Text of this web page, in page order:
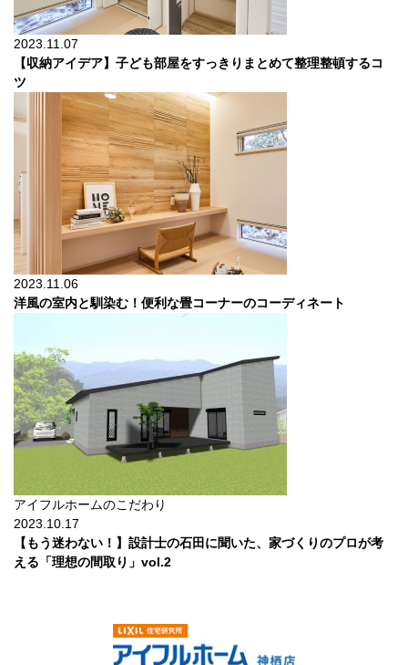
2023.11.07
【収納アイデア】子ども部屋をすっきりまとめて整理整頓するコ
ツ
2023.11.06
洋風の室内と馴染む！便利な畳コーナーのコーディネート
アイフルホームのこだわり
2023.10.17
【もう迷わない！】設計士の石田に聞いた、家づくりのプロが考
える「理想の間取り」vol.2